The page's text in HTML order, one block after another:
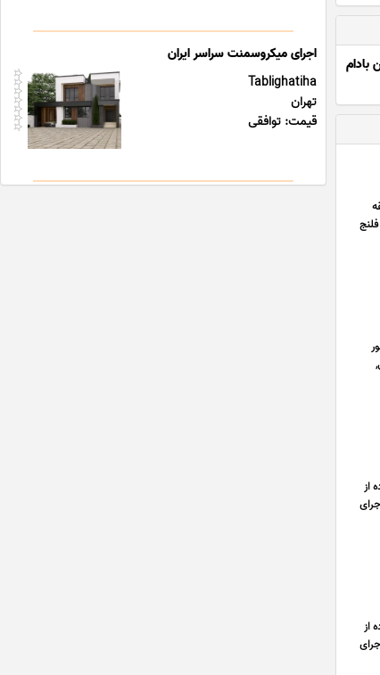
30 سال سابقه
از
از
اجرای میکروسمنت سراسر ایران
Tablighatiha
تهران
قیمت: توافقی